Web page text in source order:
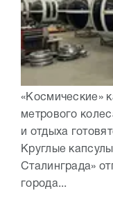
«Космические»
метрового
и отдыха
Круглые
Сталинграда»
города...